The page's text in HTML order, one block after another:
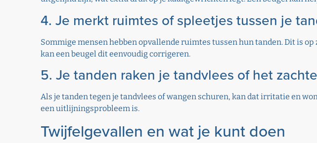
4. Je merkt ruimtes of spleetjes tussen je
Sommige mensen hebben opvallende ruimtes tussen hun tanden. Dit is
kan een beugel dit eenvoudig corrigeren.
5. Je tanden raken je tandvlees of het
Als je tanden tegen je tandvlees of wangen schuren, kan dat irritatie en
een uitlijningsprobleem is.
Twijfelgevallen en wat je kunt doen